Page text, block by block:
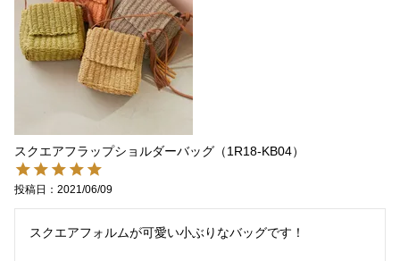
スクエアフラップショルダーバッグ（1R18-KB04）
投稿日 2021/06/09
スクエアフォルムが可愛い小ぶりなバッグです！